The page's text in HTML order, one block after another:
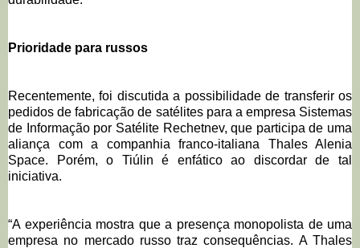
Prioridade para russos
Recentemente, foi discutida a possibilidade de transferir os
pedidos de fabricação de satélites para a empresa Sistemas
de Informação por Satélite Rechetnev, que participa de uma
aliança com a companhia franco-italiana Thales Alenia
Space. Porém, o Tiúlin é enfático ao discordar de tal
iniciativa.
“A experiência mostra que a presença monopolista de uma
empresa no mercado russo traz consequências. A Thales